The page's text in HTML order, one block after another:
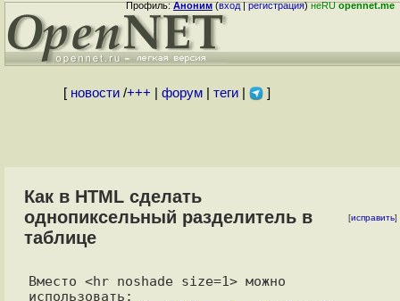
Профиль:Аноним(вход|регистрация)неRUopennet.me
[ новости/+++ форум| теги| ]
Как в HTML сделать
однопиксельный разделитель в
таблице
[исправить]
Вместо <hr noshade size=1> можно